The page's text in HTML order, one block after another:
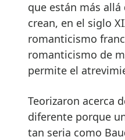
que están más
crean, en el siglo
romanticismo
romanticismo de
permite el
Teorizaron acerca
diferente porque
tan seria como